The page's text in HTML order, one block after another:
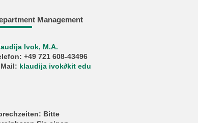
Management
Ivok, M.A.
+49 721 608-43496
Mail: klaudija ivok∂kit edu
Bitte